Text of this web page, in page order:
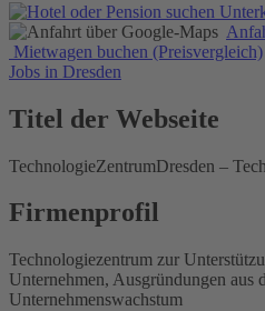
Mietwagen buchen (Preisvergleich)
Jobs in Dresden
Titel der Webseite
TechnologieZentrumDresden –
Firmenprofil
Technologiezentrum zur
Unternehmen, Ausgründungen aus
Unternehmenswachstum